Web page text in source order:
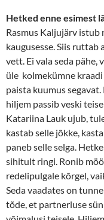
Hetked enne esimest
Rasmus Kaljujärv
kaugusesse. Siis
vett. Ei vala seda pähe,
üle kolmekümne
paista kuumus
hiljem passib veski
Katariina Lauk ujub,
kastab selle jõkke,
paneb selle selga.
sihitult ringi. Ronib
redelipulgale kõrgel,
Seda vaadates on
tõde, et partnerluse